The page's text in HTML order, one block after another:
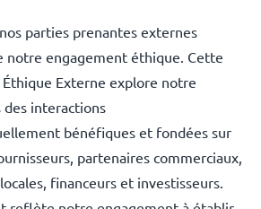
parties prenantes externes
engagement éthique. Cette
Externe explore notre
interactions
bénéfiques et fondées sur
partenaires commerciaux,
financeurs et investisseurs.